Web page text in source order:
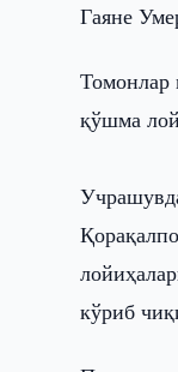
Гаяне
Томонлар
қўшма
кўриб